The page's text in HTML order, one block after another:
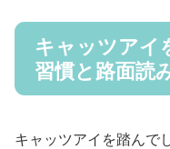
キャッツアイ
習慣と路面読
キャッツアイを踏んで